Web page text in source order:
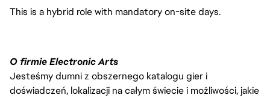
This is a hybrid role with mandatory on-site days.
O firmie Electronic Arts
Jesteśmy dumni z obszernego katalogu gier i
doświadczeń, lokalizacji na całym świecie i możliwości, jakie